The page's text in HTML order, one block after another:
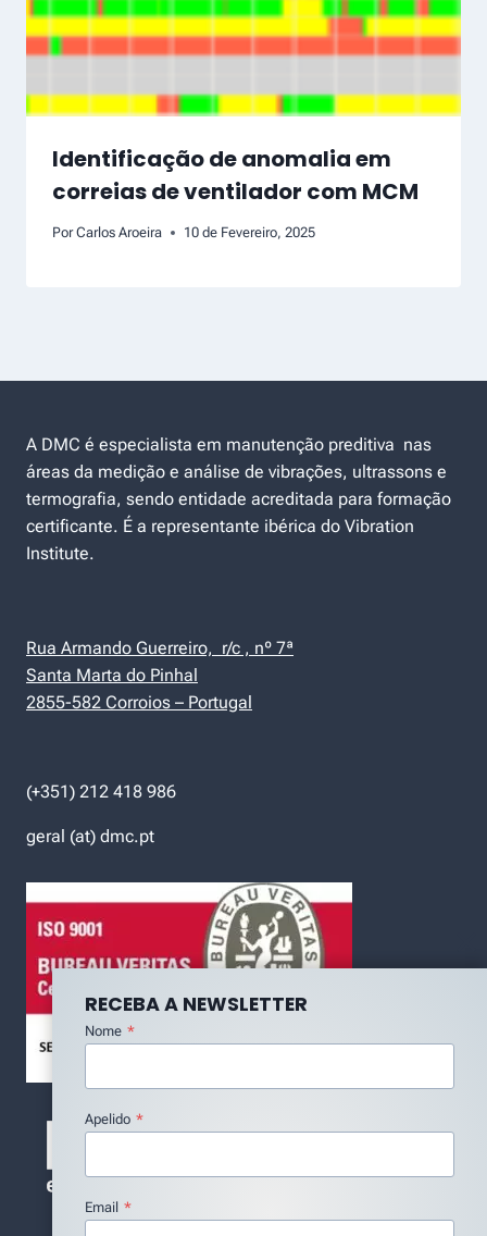
Identificação de anomalia em
correias de ventilador com MCM
Por Carlos Aroeira 10 de Fevereiro, 2025
A DMC é especialista em manutenção preditiva nas
áreas da medição e análise de vibrações, ultrassons e
termografia, sendo entidade acreditada para formação
certificante. É a representante ibérica do Vibration
Institute.
Rua Armando Guerreiro, r/c , nº 7ª
Santa Marta do Pinhal
2855-582 Corroios – Portugal
(+351) 212 418 986
geral (at) dmc.pt
RECEBA A NEWSLETTER
Nome *
Apelido *
Email *